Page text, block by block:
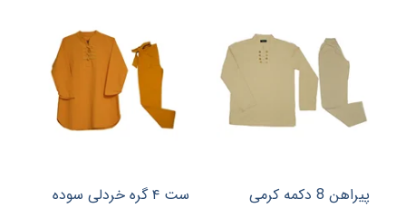
پیراهن 8 دکمه کرمی ست ۴ گره خردلی سوده